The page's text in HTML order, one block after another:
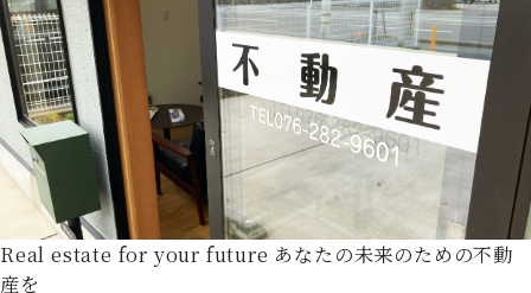
Real estate for your future あなたの未来のための不動
産を